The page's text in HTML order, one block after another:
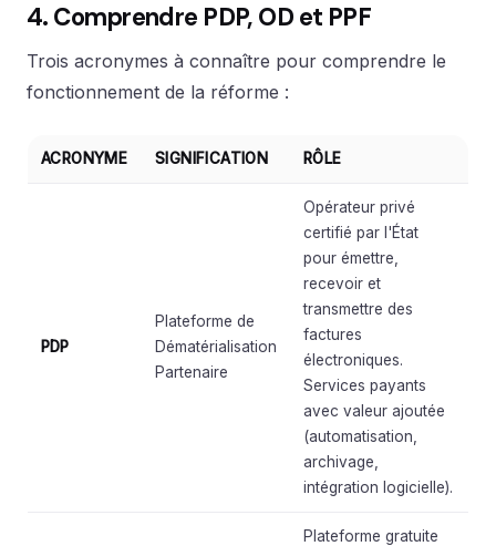
4. Comprendre PDP, OD et PPF
Trois acronymes à connaître pour comprendre le
fonctionnement de la réforme :
ACRONYME SIGNIFICATION RÔLE
PDP
Plateforme de
Dématérialisation
Partenaire
Opérateur privé
certifié par l'État
pour émettre,
recevoir et
transmettre des
factures
électroniques.
Services payants
avec valeur ajoutée
(automatisation,
archivage,
intégration logicielle).
Plateforme gratuite